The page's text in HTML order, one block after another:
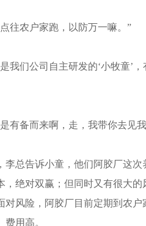
农户家跑，以防万一嘛。”
们公司自主研发的‘小牧童’，
备而来啊，走，我带你去见
总告诉小童，他们阿胶厂这次
绝对双赢；但同时又有很大的
风险，阿胶厂目前定期到农
用高。